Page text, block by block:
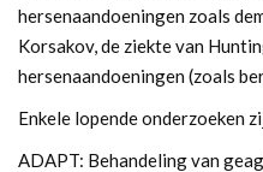
hersenaandoeningen zoals
Korsakov, de ziekte van
hersenaandoeningen (zoals
Enkele lopende onderzoeken
ADAPT: Behandeling van